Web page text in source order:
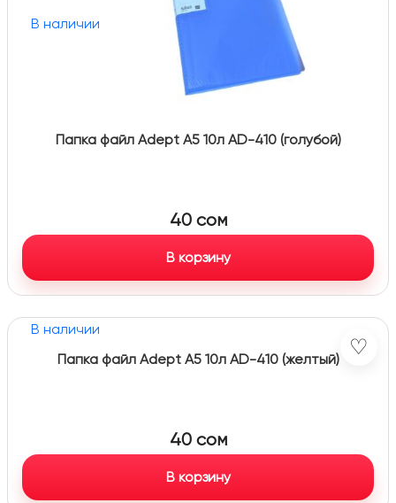
В наличии
Папка файл Adept А5 10л AD-410 (голубой)
40 сом
В корзину
В наличии
♡
Папка файл Adept А5 10л AD-410 (желтый)
40 сом
В корзину